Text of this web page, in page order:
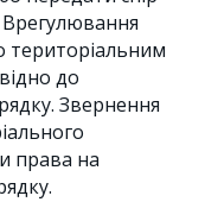
Врегулювання
територіальним
до
Звернення
права на